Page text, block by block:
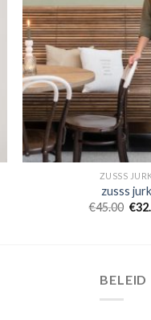
ZUSSS
zusss jurk
€45.00 €
BELEID